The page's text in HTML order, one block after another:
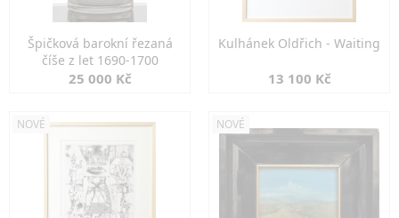
Špičková barokní řezaná
číše z let 1690-1700
25 000 Kč
Kulhánek Oldřich - Waiting
13 100 Kč
NOVÉ NOVÉ